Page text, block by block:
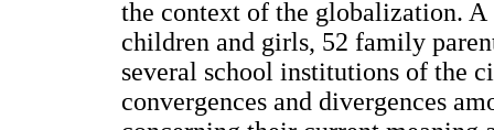
the context of the globalization.
children and girls, 52 family
several school institutions of the
convergences and divergences